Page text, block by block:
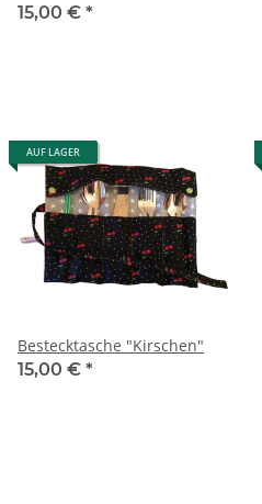
15,00 € *
AUF LAGER
Bestecktasche "Kirschen"
15,00 € *